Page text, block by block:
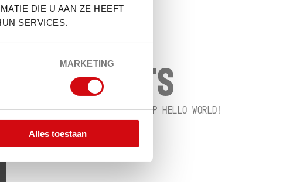
DIE U AAN ZE HEEFT
SERVICES.
MARKETING
Alles toestaan
RECENT
COMMENTS
A WORDPRESS COMMENTEROPHELLO WORLD!